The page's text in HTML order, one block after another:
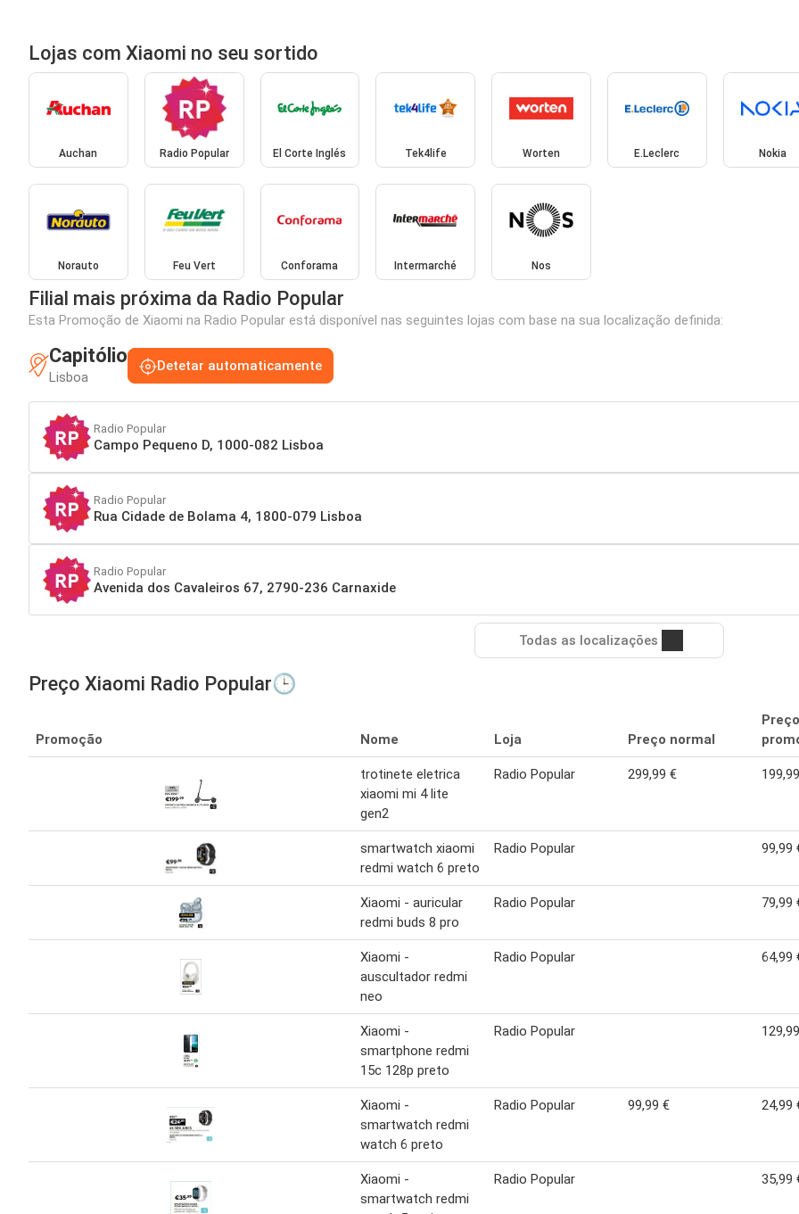
Lojas com Xiaomi no seu sortido
Auchan Radio Popular El Corte Inglés Tek4life Worten E.Leclerc Nokia
Norauto Feu Vert Conforama Intermarché Nos
Filial mais próxima da Radio Popular
Esta Promoção de Xiaomi na Radio Popular está disponível nas seguintes lojas com base na sua localização definida:
Capitólio
Lisboa
Detetar automaticamente
Radio Popular
Campo Pequeno D, 1000-082 Lisboa
Radio Popular
Rua Cidade de Bolama 4, 1800-079 Lisboa
Radio Popular
Avenida dos Cavaleiros 67, 2790-236 Carnaxide
Todas as localizações
Preço Xiaomi Radio Popular🕒
Promoção Nome Loja Preço normal
Preço
trotinete eletrica
xiaomi mi 4 lite
gen2
Radio Popular 299,99 €
smartwatch xiaomi
redmi watch 6 preto
Radio Popular 99,99
Xiaomi - auricular
redmi buds 8 pro
Radio Popular 79,99
Xiaomi -
auscultador redmi
neo
Radio Popular 64,99
Xiaomi -
smartphone redmi
15c 128p preto
Radio Popular
Xiaomi -
smartwatch redmi
watch 6 preto
Radio Popular 99,99 € 24,99
Xiaomi -
smartwatch redmi
Radio Popular 35,99